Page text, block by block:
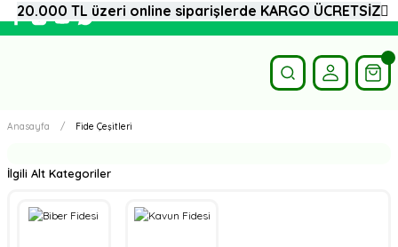
Anasayfa Fide Çeşitleri
İlgili Alt Kategoriler
20.000 TL üzeri online siparişlerde KARGO ÜCRETSİZ